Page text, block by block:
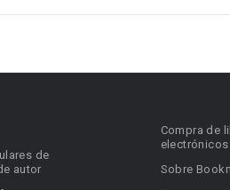
de
autor
Compra de
electrónicos
Sobre